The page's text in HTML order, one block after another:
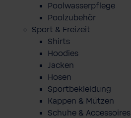
Poolwasserpflege
Poolzubehör
Sport & Freizeit
Shirts
Hoodies
Jacken
Hosen
Sportbekleidung
Kappen & Mützen
Schuhe & Accessoires